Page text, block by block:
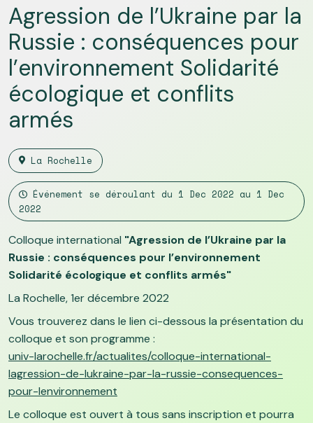
Agression de l’Ukraine par la
Russie : conséquences pour
l’environnement Solidarité
écologique et conflits
armés
La Rochelle
Événement se déroulant du 1 Dec 2022 au 1 Dec
2022
Colloque international "Agression de l’Ukraine par la
Russie : conséquences pour l’environnement
Solidarité écologique et conflits armés"
La Rochelle, 1er décembre 2022
Vous trouverez dans le lien ci-dessous la présentation du
colloque et son programme :
univ-larochelle.fr/actualites/colloque-international-
lagression-de-lukraine-par-la-russie-consequences-
pour-lenvironnement
Le colloque est ouvert à tous sans inscription et pourra